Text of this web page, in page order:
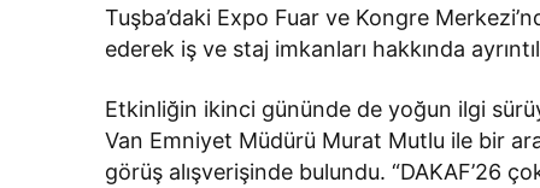
Tuşba’daki Expo Fuar ve Kongre
ederek iş ve staj imkanları hakkında
Etkinliğin ikinci gününde de yoğun ilgi
Van Emniyet Müdürü Murat Mutlu ile bir
görüş alışverişinde bulundu. “DAKAF’26